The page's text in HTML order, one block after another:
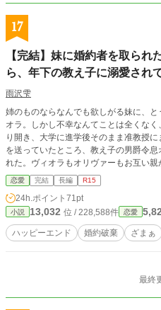
17
【完結】妹に婚約者を取られ
ら、年下の教え子に溺愛され
雨沢雫
姉のものならなんでも欲しがる妹に、
オラ。しかし不幸なんてことは全くな
り開き、大学に進学後そのまま准教授
を送っていたところ、教え子の男爵令
れた。ヴィオラもオリヴァーもお互い
ラージュに、と。 両親からの干渉に嫌
する前提で彼の契約を受け入れることに
溺愛が始まる。 ヴィオラはオリヴァー
気持ちを傾ければ、妹に邪魔をされて終
する気満々のヴィオラは、愛情を捧げ
■全31話＋幕間7話（全話執筆済み）
恋愛 完結 長編 R15
24h.ポイント 71pt
小説 13,032 位 / 228,588件 恋愛
ハッピーエンド 婚約破棄 ざまぁ
最終